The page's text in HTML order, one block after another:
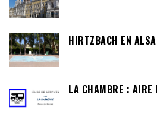
HIRTZBACH EN
LA CHAMBRE : AIRE